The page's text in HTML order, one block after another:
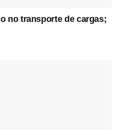
no transporte de cargas;